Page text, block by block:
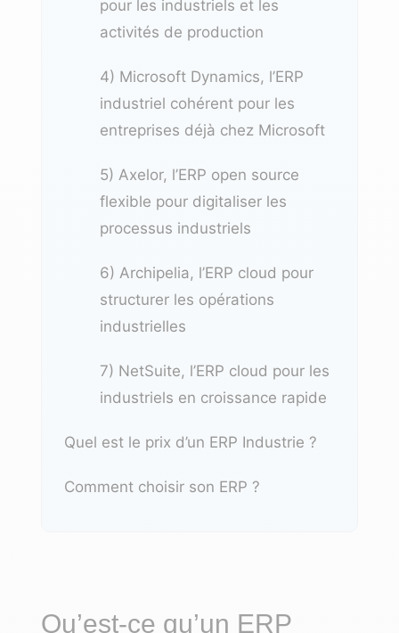
pour les industriels et les
activités de production
4) Microsoft Dynamics, l’ERP
industriel cohérent pour les
entreprises déjà chez Microsoft
5) Axelor, l’ERP open source
flexible pour digitaliser les
processus industriels
6) Archipelia, l’ERP cloud pour
structurer les opérations
industrielles
7) NetSuite, l’ERP cloud pour les
industriels en croissance rapide
Quel est le prix d’un ERP Industrie ?
Comment choisir son ERP ?
Qu’est-ce qu’un ERP